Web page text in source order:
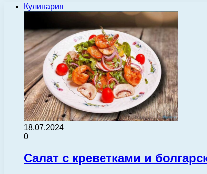
Кулинария
18.07.2024
0
Салат с креветками и